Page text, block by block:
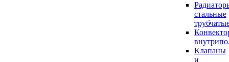
стальные
Клапаны
и